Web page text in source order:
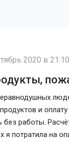
2020 в 21:10
и
без работы.
я потратила на